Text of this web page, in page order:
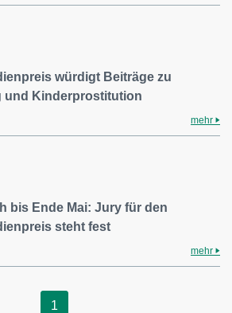
würdigt Beiträge zu
und Kinderprostitution
mehr
bis Ende Mai: Jury für den
steht fest
mehr
1